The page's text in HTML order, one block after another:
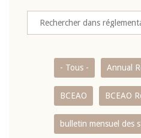
- Tous - Annual
BCEAO BCEAO
bulletin mensuel des